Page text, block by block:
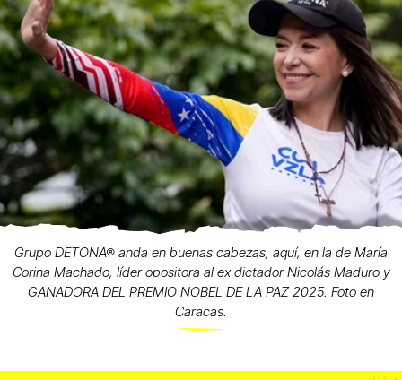
Grupo DETONA® anda en buenas cabezas, aquí, en la de María
Corina Machado, líder opositora al ex dictador Nicolás Maduro y
GANADORA DEL PREMIO NOBEL DE LA PAZ 2025. Foto en
Caracas.